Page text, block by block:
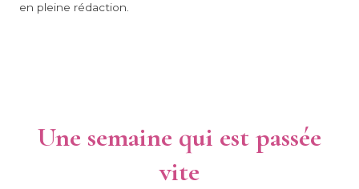
en pleine rédaction.
Une semaine qui est passée
vite